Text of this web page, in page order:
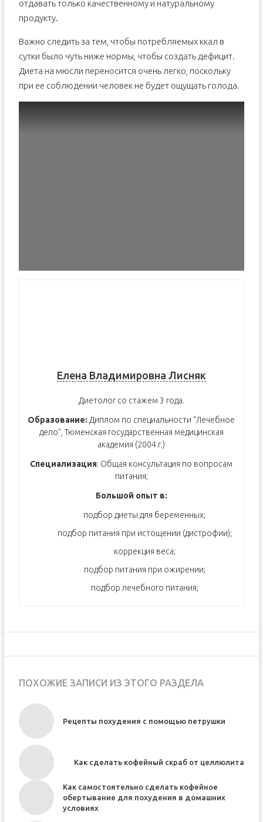
отдавать только качественному и натуральному
продукту.
Важно следить за тем, чтобы потребляемых ккал в
сутки было чуть ниже нормы, чтобы создать дефицит.
Диета на мюсли переносится очень легко, поскольку
при ее соблюдении человек не будет ощущать голода.
Елена Владимировна Лисняк
Диетолог со стажем 3 года.
Образование: Диплом по специальности “Лечебное
дело”, Тюменская государственная медицинская
академия (2004 г.)
Специализация: Общая консультация по вопросам
питания;
Большой опыт в:
подбор диеты для беременных;
подбор питания при истощении (дистрофии);
коррекция веса;
подбор питания при ожирении;
подбор лечебного питания;
ПОХОЖИЕ ЗАПИСИ ИЗ ЭТОГО РАЗДЕЛА
Рецепты похудения с помощью петрушки
Как сделать кофейный скраб от целлюлита
Как самостоятельно сделать кофейное
обертывание для похудения в домашних
условиях